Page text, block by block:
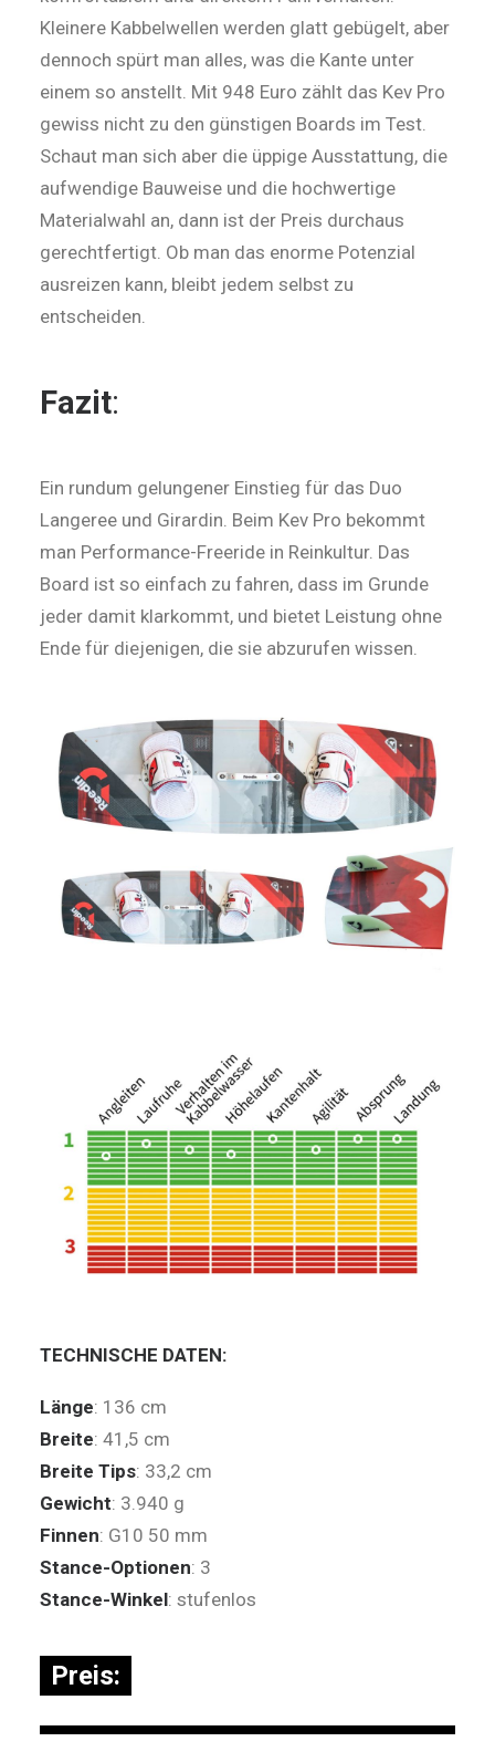
Kleinere Kabbelwellen werden glatt gebügelt, aber
dennoch spürt man alles, was die Kante unter
einem so anstellt. Mit 948 Euro zählt das Kev Pro
gewiss nicht zu den günstigen Boards im Test.
Schaut man sich aber die üppige Ausstattung, die
aufwendige Bauweise und die hochwertige
Materialwahl an, dann ist der Preis durchaus
gerechtfertigt. Ob man das enorme Potenzial
ausreizen kann, bleibt jedem selbst zu
entscheiden.
Fazit:
Ein rundum gelungener Einstieg für das Duo
Langeree und Girardin. Beim Kev Pro bekommt
man Performance-Freeride in Reinkultur. Das
Board ist so einfach zu fahren, dass im Grunde
jeder damit klarkommt, und bietet Leistung ohne
Ende für diejenigen, die sie abzurufen wissen.
TECHNISCHE DATEN:
Länge: 136 cm
Breite: 41,5 cm
Breite Tips: 33,2 cm
Gewicht: 3.940 g
Finnen: G10 50 mm
Stance-Optionen: 3
Stance-Winkel: stufenlos
Preis: